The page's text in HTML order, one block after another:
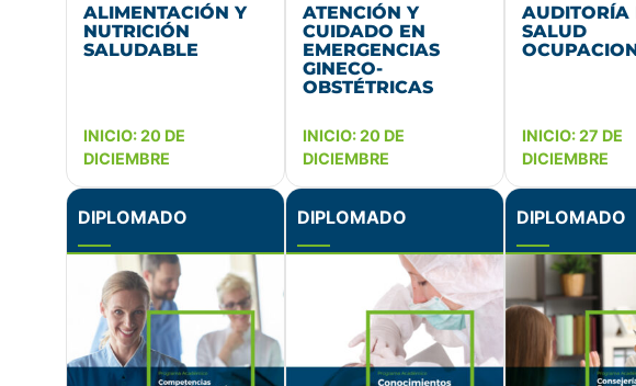
ALIMENTACIÓN Y
NUTRICIÓN
SALUDABLE
INICIO: 20 DE
DICIEMBRE
ATENCIÓN Y
CUIDADO EN
EMERGENCIAS
GINECO-
OBSTÉTRICAS
INICIO: 20 DE
DICIEMBRE
AUDITORÍA
SALUD
INICIO: 27 DE
DICIEMBRE
DIPLOMADO DIPLOMADO DIPLOMADO